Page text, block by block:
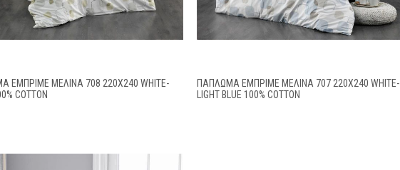
ΕΜΠΡΙΜΈ ΜΕΛΊΝΑ 708 220X240 WHITE-
COTTON
ΠΆΠΛΩΜΑ ΕΜΠΡΙΜΈ ΜΕΛΊΝΑ 707 220X240 WHITE-
LIGHT BLUE 100% COTTON